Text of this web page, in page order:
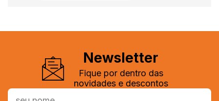
Newsletter
Fique por dentro das
novidades e descontos